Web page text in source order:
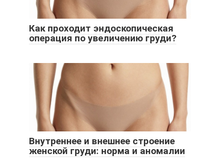
Как проходит эндоскопическая
операция по увеличению груди?
Внутреннее и внешнее строение
женской груди: норма и аномалии